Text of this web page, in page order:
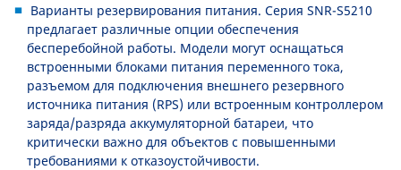
Варианты резервирования питания. Серия SNR-S5210
предлагает различные опции обеспечения
бесперебойной работы. Модели могут оснащаться
встроенными блоками питания переменного тока,
разъемом для подключения внешнего резервного
источника питания (RPS) или встроенным контроллером
заряда/разряда аккумуляторной батареи, что
критически важно для объектов с повышенными
требованиями к отказоустойчивости.